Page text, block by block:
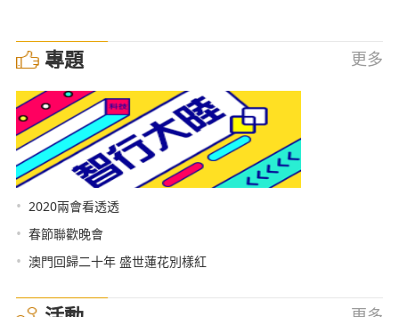
專題 更多
• 2020兩會看透透
• 春節聯歡晚會
• 澳門回歸二十年 盛世蓮花別樣紅